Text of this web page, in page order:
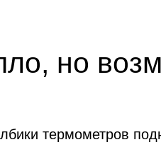
но
термометров